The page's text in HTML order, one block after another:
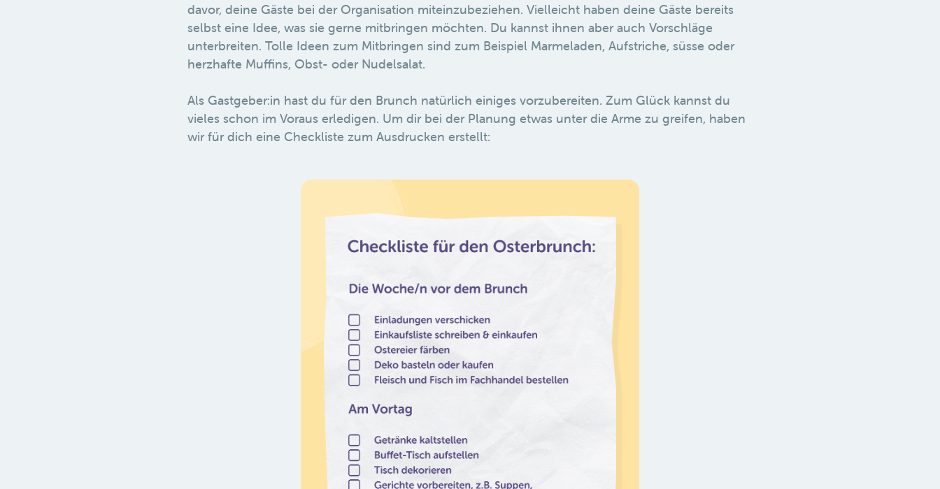
davor, deine Gäste bei der Organisation miteinzubeziehen. Vielleicht haben deine Gäste bereits
selbst eine Idee, was sie gerne mitbringen möchten. Du kannst ihnen aber auch Vorschläge
unterbreiten. Tolle Ideen zum Mitbringen sind zum Beispiel Marmeladen, Aufstriche, süsse oder
herzhafte Muffins, Obst- oder Nudelsalat.
Als Gastgeber:in hast du für den Brunch natürlich einiges vorzubereiten. Zum Glück kannst du
vieles schon im Voraus erledigen. Um dir bei der Planung etwas unter die Arme zu greifen, haben
wir für dich eine Checkliste zum Ausdrucken erstellt: